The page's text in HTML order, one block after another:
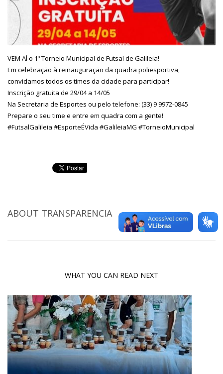
VEM AÍ o 1º Torneio Municipal de Futsal de Galileia!
Em celebração à reinauguração da quadra poliesportiva,
convidamos todos os times da cidade para participar!
Inscrição gratuita de 29/04 a 14/05
Na Secretaria de Esportes ou pelo telefone: (33) 9 9972-0845
Prepare o seu time e entre em quadra com a gente!
#FutsalGalileia #EsporteÉVida #GalileiaMG #TorneioMunicipal
ABOUT TRANSPARENCIA
WHAT YOU CAN READ NEXT